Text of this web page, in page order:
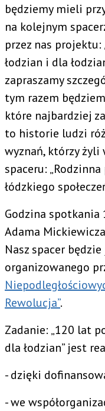
będziemy mieli
na kolejnym
przez nas
łodzian i dla
zapraszamy
tym razem
które najbardziej
to historie ludzi
wyznań, którzy żyli
spaceru:
łódzkiego
Godzina spotkania
Adama
Nasz spacer
organizowanego
Rewolucja”.
Zadanie: „120 lat
dla łodzian” jest
- dzięki
- we